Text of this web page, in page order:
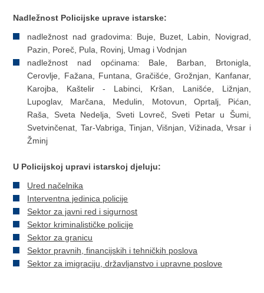
Nadležnost Policijske uprave istarske:
nadležnost nad gradovima: Buje, Buzet, Labin, Novigrad,
Pazin, Poreč, Pula, Rovinj, Umag i Vodnjan
nadležnost nad općinama: Bale, Barban, Brtonigla,
Cerovlje, Fažana, Funtana, Gračišće, Grožnjan, Kanfanar,
Karojba, Kaštelir - Labinci, Kršan, Lanišće, Ližnjan,
Lupoglav, Marčana, Medulin, Motovun, Oprtalj, Pićan,
Raša, Sveta Nedelja, Sveti Lovreč, Sveti Petar u Šumi,
Svetvinčenat, Tar-Vabriga, Tinjan, Višnjan, Vižinada, Vrsar i
Žminj
U Policijskoj upravi istarskoj djeluju:
Ured načelnika
Interventna jedinica policije
Sektor za javni red i sigurnost
Sektor kriminalističke policije
Sektor za granicu
Sektor pravnih, financijskih i tehničkih poslova
Sektor za imigraciju, državljanstvo i upravne poslove